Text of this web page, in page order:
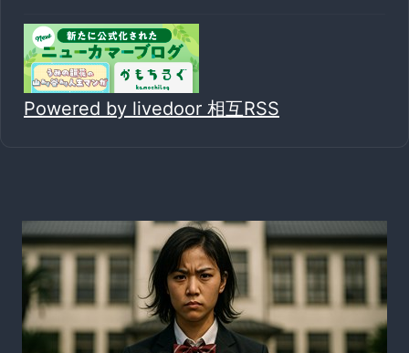
Powered by livedoor 相互RSS